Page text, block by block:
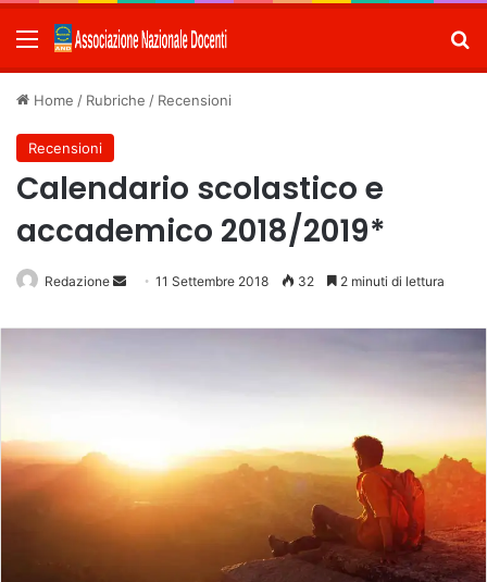
Menu
Home / Rubriche / Recensioni
Recensioni
Calendario scolastico e
accademico 2018/2019*
Redazione
Invia 11 Settembre 2018 32 2 minuti di lettura